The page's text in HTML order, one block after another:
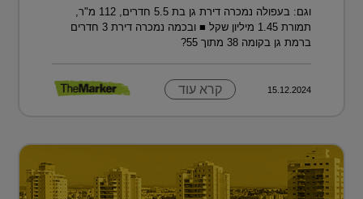
וגם: בעפולה נמכרה דירת גן בת 5.5 חדרים, 112 מ"ר,
תמורת 1.45 מיליון שקל ■ ובכמה נמכרה דירת 3 חדרים
ברמת גן בקומה 38 מתוך 55?
15.12.2024 קרא עוד